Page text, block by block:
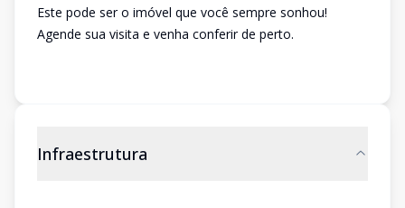
Este pode ser o imóvel que você sempre sonhou!
Agende sua visita e venha conferir de perto.
Infraestrutura